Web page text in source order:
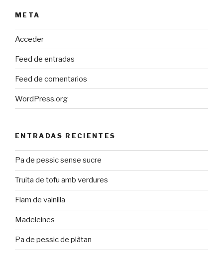
META
Acceder
Feed de entradas
Feed de comentarios
WordPress.org
ENTRADAS RECIENTES
Pa de pessic sense sucre
Truita de tofu amb verdures
Flam de vainilla
Madeleines
Pa de pessic de plàtan